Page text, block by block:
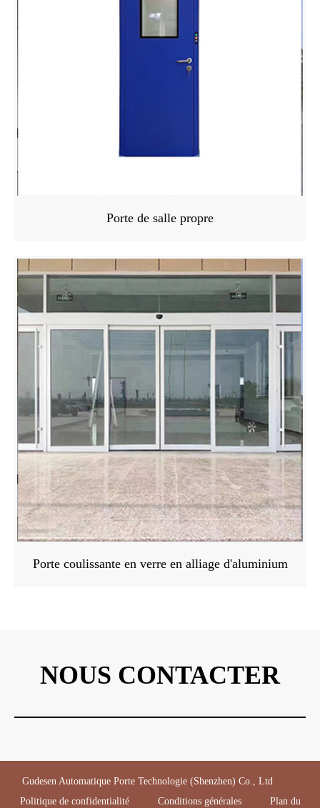
Porte de salle propre
Porte coulissante en verre en alliage d'aluminium
NOUS CONTACTER
Gudesen Automatique Porte Technologie (Shenzhen) Co., Ltd
Politique de confidentialité
Conditions générales Plan du